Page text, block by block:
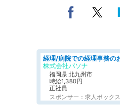
株式会社パソナ
福岡県 北九州市
時給1,380円
正社員
スポンサー：求人ボックス